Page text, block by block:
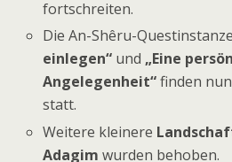
fortschreiten.
Die An-Shêru-
einlegen“ und „Eine
Angelegenheit“finden nun
statt.
Weitere kleinere
Adagim wurden behoben.